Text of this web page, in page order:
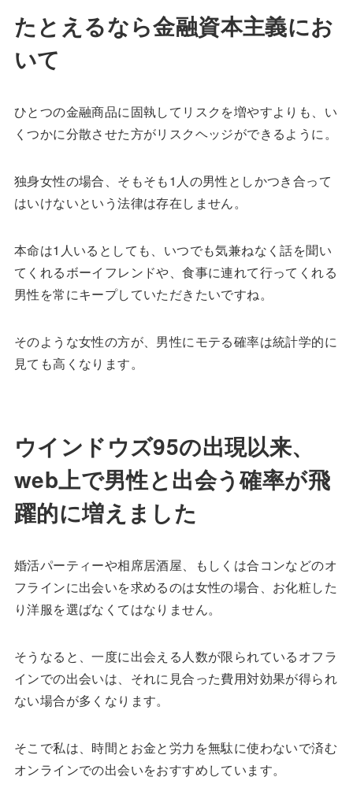
たとえるなら金融資本主義にお
いて
ひとつの金融商品に固執してリスクを増やすよりも、い
くつかに分散させた方がリスクヘッジができるように。
独身女性の場合、そもそも1人の男性としかつき合って
はいけないという法律は存在しません。
本命は1人いるとしても、いつでも気兼ねなく話を聞い
てくれるボーイフレンドや、食事に連れて行ってくれる
男性を常にキープしていただきたいですね。
そのような女性の方が、男性にモテる確率は統計学的に
見ても高くなります。
ウインドウズ95の出現以来、
web上で男性と出会う確率が飛
躍的に増えました
婚活パーティーや相席居酒屋、もしくは合コンなどのオ
フラインに出会いを求めるのは女性の場合、お化粧した
り洋服を選ばなくてはなりません。
そうなると、一度に出会える人数が限られているオフラ
インでの出会いは、それに見合った費用対効果が得られ
ない場合が多くなります。
そこで私は、時間とお金と労力を無駄に使わないで済む
オンラインでの出会いをおすすめしています。